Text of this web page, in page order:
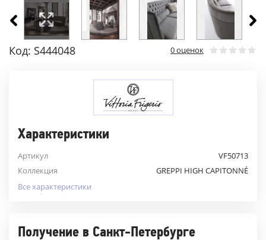
Код: S444048 0 оценок
Характеристики
Артикул
VF50713
Коллекция
GREPPI HIGH CAPITONNÉ
Все характеристики
Получение в Санкт-Петербурге